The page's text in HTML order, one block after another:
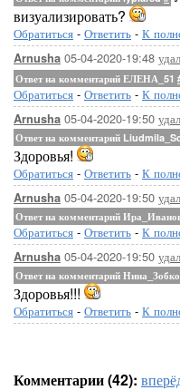
визуализировать?
Обратиться - Ответить - К
Arnusha 05-04-2020-19:48
Ответ на комментарий ЕЛЕНА_51
Обратиться - Ответить - К
Arnusha 05-04-2020-19:50
Ответ на комментарий
Здоровья!
Обратиться - Ответить - К
Arnusha 05-04-2020-19:50
Ответ на комментарий
Обратиться - Ответить - К
Arnusha 05-04-2020-19:50
Ответ на комментарий
Здоровья!!!
Обратиться - Ответить - К
Комментарии (42):